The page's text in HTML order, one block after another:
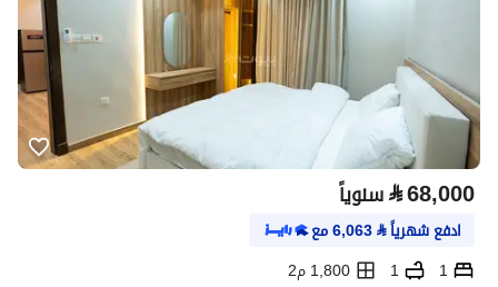
⃁68,000 سنوياً
ادفع شهرياً⃁
6,063مع
1
1
1,800 م2